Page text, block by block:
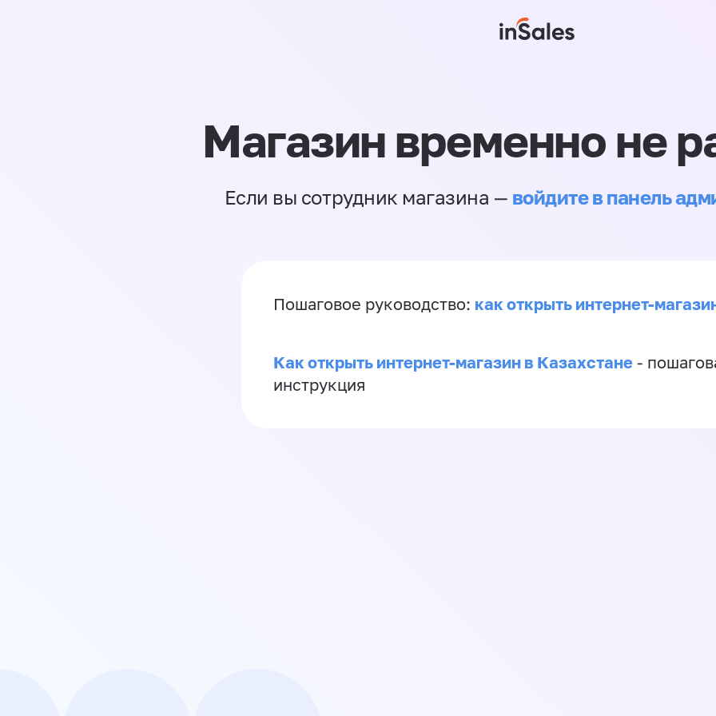
Магазин временно не
Если вы сотрудник магазина — войдите в панель
Пошаговое руководство: как открыть интернет-
Как открыть интернет-магазин в Казахстане -
инструкция